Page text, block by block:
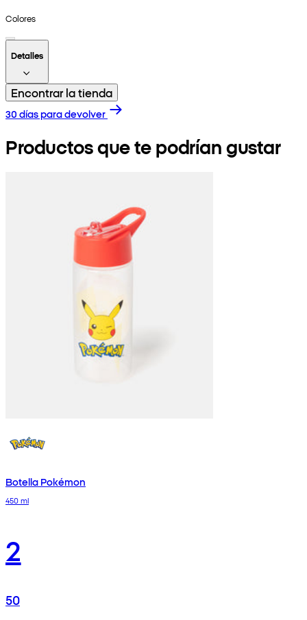
Colores
Detalles
Encontrar la tienda
30 días para devolver
Productos que te podrían gustar
Botella Pokémon
450 ml
2
50